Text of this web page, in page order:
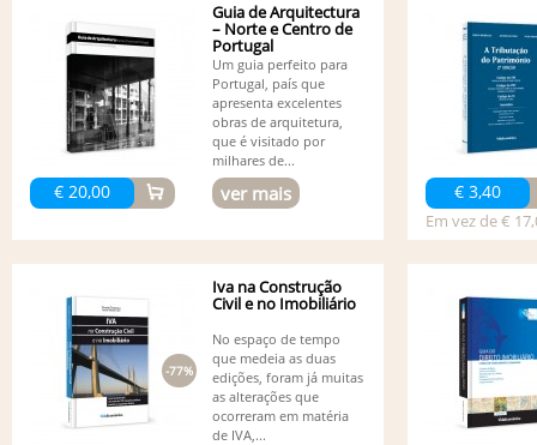
€ 20,00
Guia de Arquitectura
– Norte e Centro de
Portugal
Um guia perfeito para
Portugal, país que
apresenta excelentes
obras de arquitetura,
que é visitado por
milhares de...
ver mais € 3,40
Em vez de €
-77%
Iva na Construção
Civil e no Imobiliário
No espaço de tempo
que medeia as duas
edições, foram já muitas
as alterações que
ocorreram em matéria
de IVA,...